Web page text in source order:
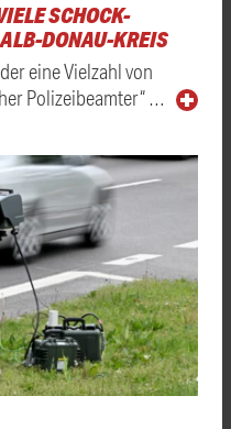
SCHOCK-
DONAU-KREIS
eine Vielzahl von
Polizeibeamter“ …